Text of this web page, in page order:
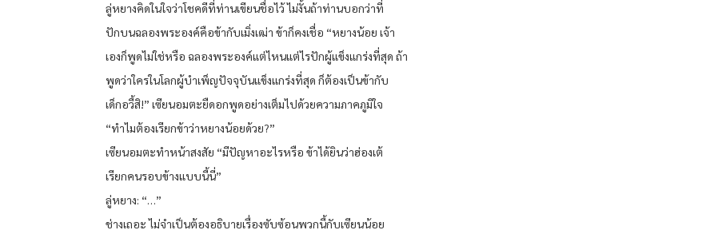
ลู่หยางคิดในใจว่าโชคดีที่ท่านเขียนชื่อไว้ ไม่งั้นถ้าท่านบอกว่าที่
ปักบนฉลองพระองค์คือข้ากับเมิ่งเฒ่า ข้าก็คงเชื่อ “หยางน้อย เจ้า
เองก็พูดไม่ใช่หรือ ฉลองพระองค์แต่ไหนแต่ไรปักผู้แข็งแกร่งที่สุด ถ้า
พูดว่าใครในโลกผู้บำเพ็ญปัจจุบันแข็งแกร่งที่สุด ก็ต้องเป็นข้ากับ
เด็กอวี้สิ!” เซียนอมตะยืดอกพูดอย่างเต็มไปด้วยความภาคภูมิใจ
“ทำไมต้องเรียกข้าว่าหยางน้อยด้วย?”
เซียนอมตะทำหน้าสงสัย “มีปัญหาอะไรหรือ ข้าได้ยินว่าฮ่องเต้
เรียกคนรอบข้างแบบนี้นี่”
ลู่หยาง: “…”
ช่างเถอะ ไม่จำเป็นต้องอธิบายเรื่องซับซ้อนพวกนี้กับเซียนน้อย